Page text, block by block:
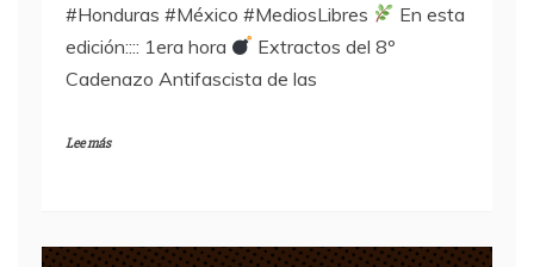
#Honduras #México #MediosLibres
En esta
edición:::: 1era hora
Extractos del 8º
Cadenazo Antifascista de las
Lee más